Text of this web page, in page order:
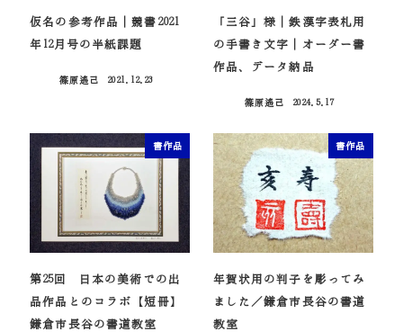
仮名の参考作品｜競書2021
年12月号の半紙課題
篠原遙己
2021.12.23
「三谷」様｜鉄漢字表札用
の手書き文字｜オーダー書
作品、データ納品
篠原遙己
2024.5.17
書作品
第25回 日本の美術での出
品作品とのコラボ【短冊】
鎌倉市長谷の書道教室
書作品
年賀状用の判子を彫ってみ
ました／鎌倉市長谷の書道
教室